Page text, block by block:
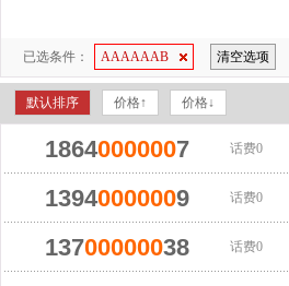
已选条件： AAAAAAB 清空选项
默认排序 价格↑ 价格↓
18640000007 话费0
13940000009 话费0
13700000038 话费0